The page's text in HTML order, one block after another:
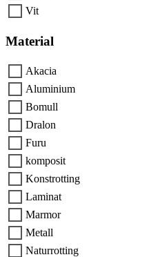
Vit
Material
Akacia
Aluminium
Bomull
Dralon
Furu
komposit
Konstrotting
Laminat
Marmor
Metall
Naturrotting